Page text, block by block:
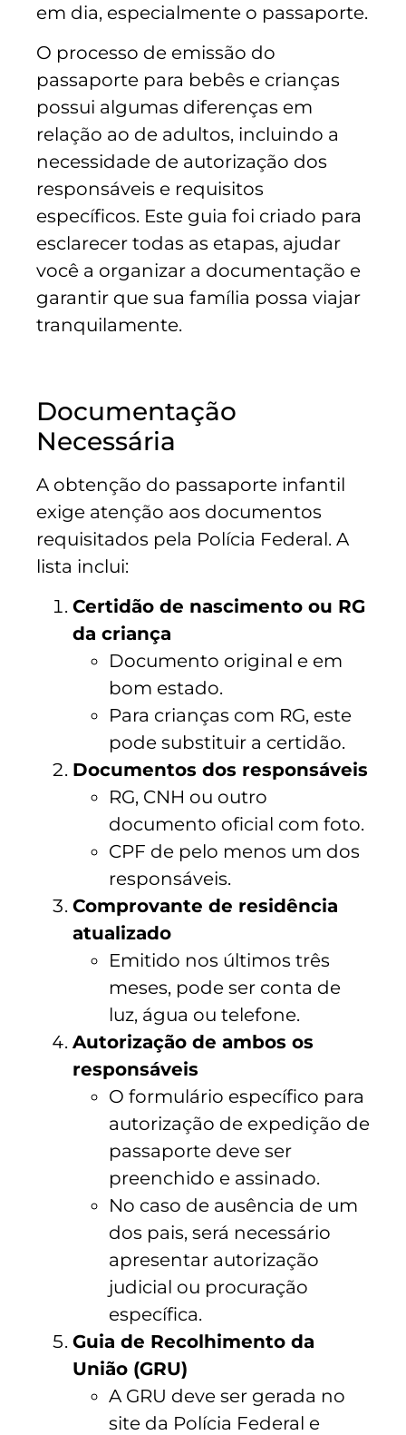
em dia, especialmente o passaporte.
O processo de emissão do
passaporte para bebês e crianças
possui algumas diferenças em
relação ao de adultos, incluindo a
necessidade de autorização dos
responsáveis e requisitos
específicos. Este guia foi criado para
esclarecer todas as etapas, ajudar
você a organizar a documentação e
garantir que sua família possa viajar
tranquilamente.
Documentação
Necessária
A obtenção do passaporte infantil
exige atenção aos documentos
requisitados pela Polícia Federal. A
lista inclui:
Certidão de nascimento ou RG
da criança
Documento original e em
bom estado.
Para crianças com RG, este
pode substituir a certidão.
Documentos dos responsáveis
RG, CNH ou outro
documento oficial com foto.
CPF de pelo menos um dos
responsáveis.
Comprovante de residência
atualizado
Emitido nos últimos três
meses, pode ser conta de
luz, água ou telefone.
Autorização de ambos os
responsáveis
O formulário específico para
autorização de expedição de
passaporte deve ser
preenchido e assinado.
No caso de ausência de um
dos pais, será necessário
apresentar autorização
judicial ou procuração
específica.
Guia de Recolhimento da
União (GRU)
A GRU deve ser gerada no
site da Polícia Federal e